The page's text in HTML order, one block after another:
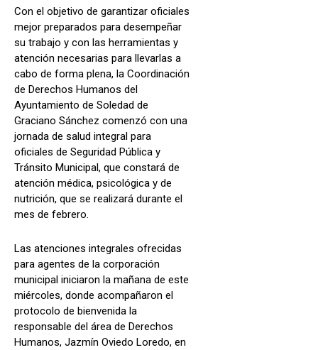
Con el objetivo de garantizar oficiales
mejor preparados para desempeñar
su trabajo y con las herramientas y
atención necesarias para llevarlas a
cabo de forma plena, la Coordinación
de Derechos Humanos del
Ayuntamiento de Soledad de
Graciano Sánchez comenzó con una
jornada de salud integral para
oficiales de Seguridad Pública y
Tránsito Municipal, que constará de
atención médica, psicológica y de
nutrición, que se realizará durante el
mes de febrero.
Las atenciones integrales ofrecidas
para agentes de la corporación
municipal iniciaron la mañana de este
miércoles, donde acompañaron el
protocolo de bienvenida la
responsable del área de Derechos
Humanos, Jazmín Oviedo Loredo, en